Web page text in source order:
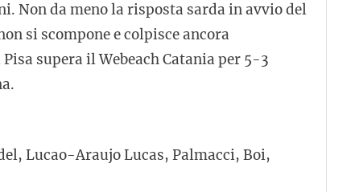
Non da meno la risposta sarda in avvio del
si scompone e colpisce ancora
supera il Webeach Catania per 5-3
Lucao-Araujo Lucas, Palmacci, Boi,